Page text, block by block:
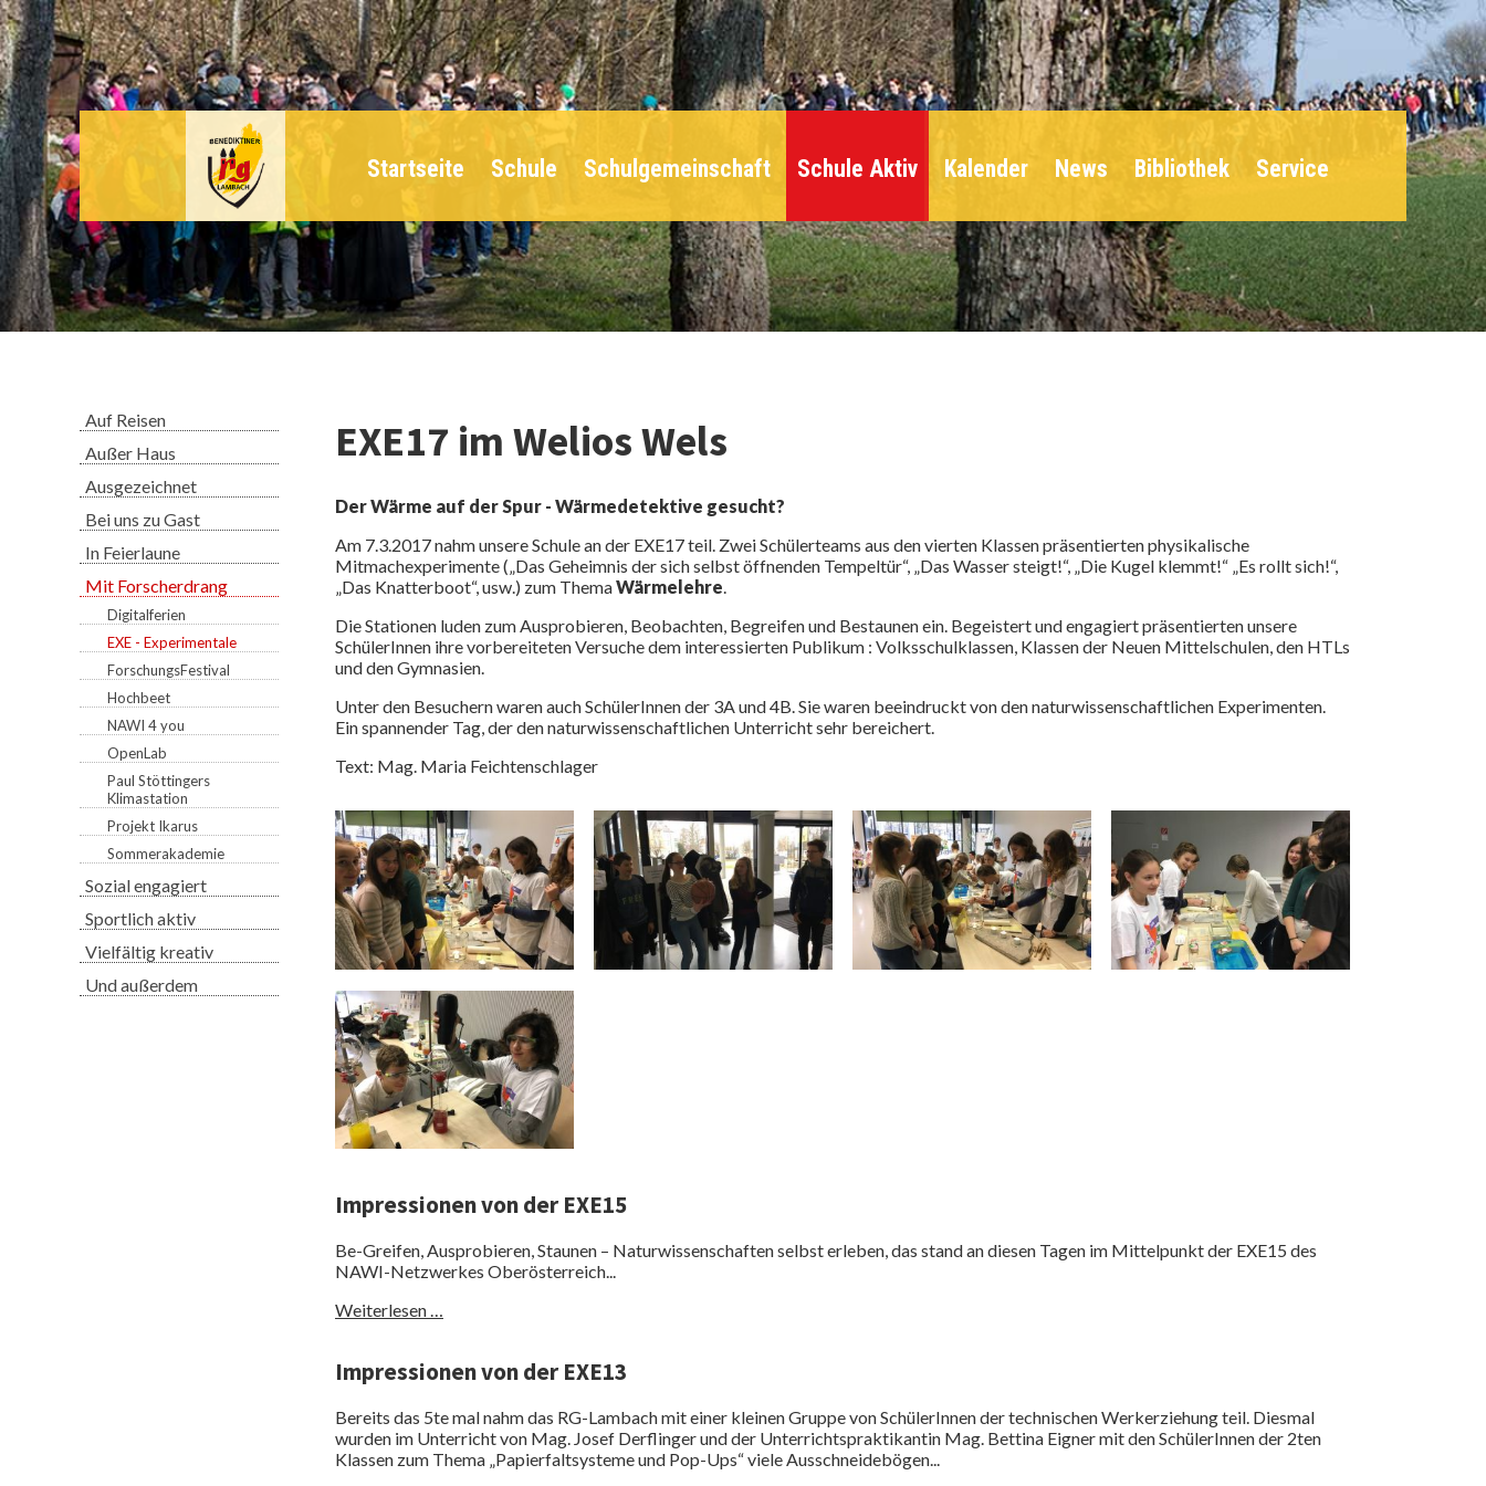
Navigation
Startseite Schule Schulgemeinschaft Schule Aktiv Kalender News Bibliothek Service
Navigation
Auf Reisen
Außer Haus
Ausgezeichnet
Bei uns zu Gast
In Feierlaune
Mit Forscherdrang
Digitalferien
EXE - Experimentale
ForschungsFestival
Hochbeet
NAWI 4 you
OpenLab
Paul Stöttingers
Klimastation
Projekt Ikarus
Sommerakademie
Sozial engagiert
Sportlich aktiv
Vielfältig kreativ
Und außerdem
EXE17 im Welios Wels
Der Wärme auf der Spur - Wärmedetektive gesucht?
Am 7.3.2017 nahm unsere Schule an der EXE17 teil. Zwei Schülerteams aus den vierten Klassen präsentierten physikalische
Mitmachexperimente („Das Geheimnis der sich selbst öffnenden Tempeltür“, „Das Wasser steigt!“, „Die Kugel klemmt!“ „Es rollt sich!“,
„Das Knatterboot“, usw.) zum ThemaWärmelehre
Die Stationen luden zum Ausprobieren, Beobachten, Begreifen und Bestaunen ein. Begeistert und engagiert präsentierten unsere
SchülerInnen ihre vorbereiteten Versuche dem interessierten Publikum : Volksschulklassen, Klassen der Neuen Mittelschulen, den HTLs
und den Gymnasien.
Unter den Besuchern waren auch SchülerInnen der 3A und 4B. Sie waren beeindruckt von den naturwissenschaftlichen Experimenten.
Ein spannender Tag, der den naturwissenschaftlichen Unterricht sehr bereichert.
Text: Mag. Maria Feichtenschlager
Impressionen von der EXE15
Be-Greifen, Ausprobieren, Staunen – Naturwissenschaften selbst erleben, das stand an diesen Tagen im Mittelpunkt der EXE15 des
NAWI-Netzwerkes Oberösterreich...
Weiterlesen …
EXE15
Impressionen von der EXE13
Bereits das 5te mal nahm das RG-Lambach mit einer kleinen Gruppe von SchülerInnen der technischen Werkerziehung teil. Diesmal
wurden im Unterricht von Mag. Josef Derflinger und der Unterrichtspraktikantin Mag. Bettina Eigner mit den SchülerInnen der 2ten
Klassen zum Thema „Papierfaltsysteme und Pop-Ups“ viele Ausschneidebögen...